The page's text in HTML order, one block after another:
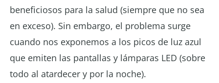
beneficiosos para la salud (siempre que no sea
en exceso). Sin embargo, el problema surge
cuando nos exponemos a los picos de luz azul
que emiten las pantallas y lámparas LED (sobre
todo al atardecer y por la noche).